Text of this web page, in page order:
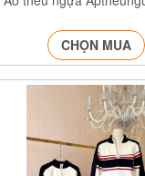
CHỌN MUA